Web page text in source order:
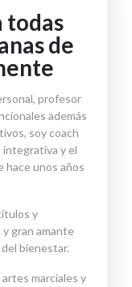
todas
de
profesor
además
, soy coach
integrativa y el
hace unos años
y
gran amante
bienestar.
marciales y